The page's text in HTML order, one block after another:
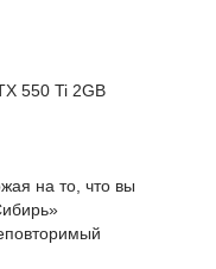
550 Ti 2GB
на то, что вы